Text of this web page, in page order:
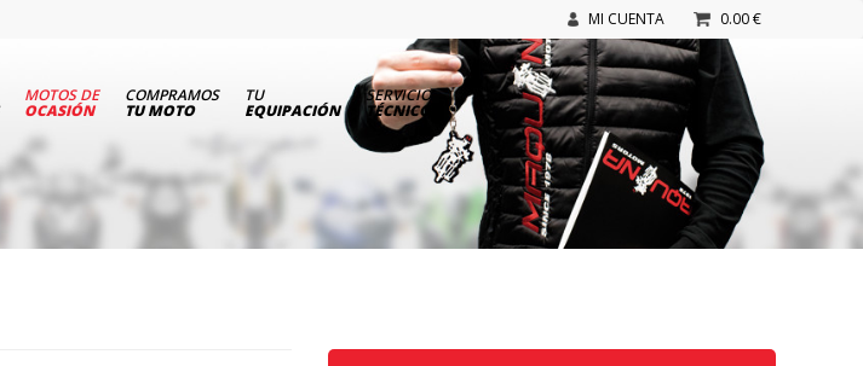
MI CUENTA 0.00 €
MOTOS DE
OCASIÓN
COMPRAMOS
TU MOTO
TU
EQUIPACIÓN
SERVICIO
TÉCNICO